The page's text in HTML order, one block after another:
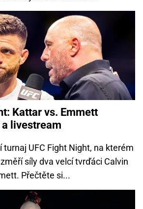
Kattar vs. Emmett
livestream
turnaj UFC Fight Night, na kterém
síly dva velcí tvrďáci Calvin
Přečtěte si...